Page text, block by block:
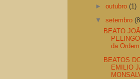
►outubro(1)
▼setembro
BEATO
da
BEATOS
EMILIO